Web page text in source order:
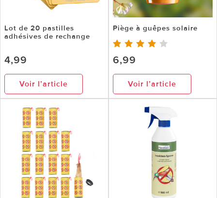
Lot de 20 pastilles
adhésives de rechange
4,99
Voir l’article
Piège à guêpes solaire
6,99
Voir l’article